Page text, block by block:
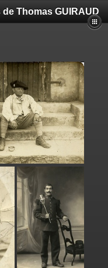
Thomas GUIRAUD